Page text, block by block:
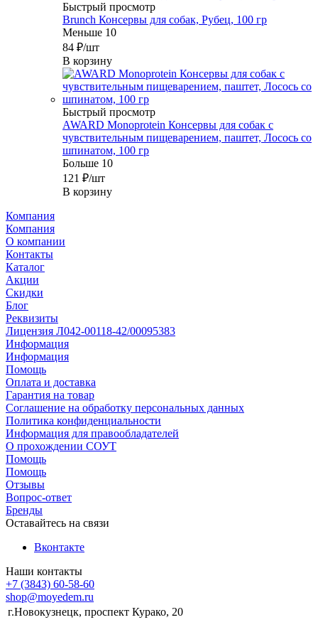
Быстрый просмотр
Brunch Консервы для собак, Рубец, 100 гр
Меньше 10
84 ₽/шт
В корзину
Быстрый просмотр
AWARD Monoprotein Консервы для собак с
чувствительным пищеварением, паштет, Лосось со
шпинатом, 100 гр
Больше 10
121 ₽/шт
В корзину
Компания
Компания
О компании
Контакты
Каталог
Акции
Скидки
Блог
Реквизиты
Лицензия Л042-00118-42/00095383
Информация
Информация
Помощь
Оплата и доставка
Гарантия на товар
Соглашение на обработку персональных данных
Политика конфиденциальности
Информация для правообладателей
О прохождении СОУТ
Помощь
Помощь
Отзывы
Вопрос-ответ
Бренды
Оставайтесь на связи
Вконтакте
Наши контакты
+7 (3843) 60-58-60
shop@moyedem.ru
г.Новокузнецк, проспект Курако, 20